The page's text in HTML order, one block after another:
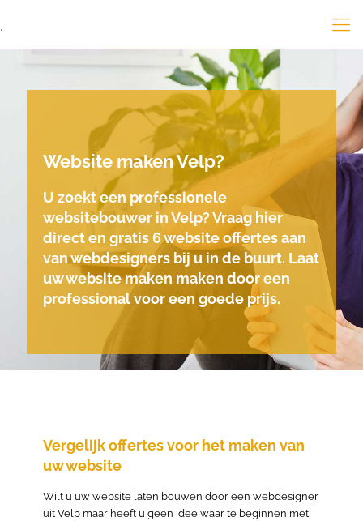
.
Website maken Velp?
U zoekt een professionele
websitebouwer in Velp? Vraag hier
direct en gratis 6 website offertes aan
van webdesigners bij u in de buurt. Laat
uw website maken maken door een
professional voor een goede prijs.
Vergelijk offertes voor het maken van
uw website
Wilt u uw website laten bouwen door een webdesigner
uit Velp maar heeft u geen idee waar te beginnen met